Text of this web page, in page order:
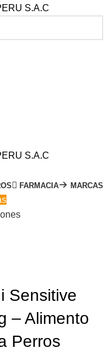
FARMACIA MARCAS
Sensitive
– Alimento
Perros